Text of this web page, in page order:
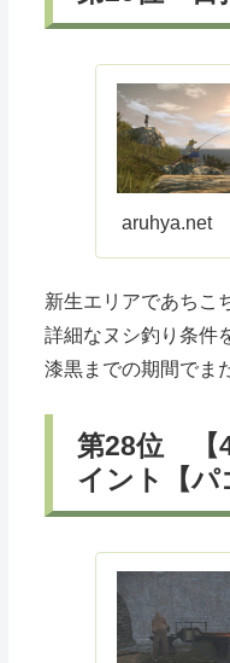
aruhya.net
新生エリアであちこ
詳細なヌシ釣り条件
漆黒までの期間でま
第28位 【
イント【パ